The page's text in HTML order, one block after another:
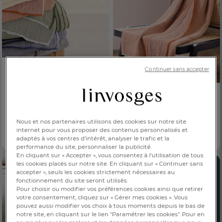
FR DE
AT
BE
CH
PRIX DOUX
Dès59,00 €
Nous et nos partenaires utilisons des cookies sur notre site
internet pour vous proposer des contenus personnalisés et
adaptés à vos centres d’intérêt, analyser le trafic et la
performance du site, personnaliser la publicité.
En cliquant sur « Accepter », vous consentez à l'utilisation de tous
les cookies placés sur notre site. En cliquant sur « Continuer sans
accepter », seuls les cookies strictement nécessaires au
fonctionnement du site seront utilisés.
Pour choisir ou modifier vos préférences cookies ainsi que retirer
votre consentement, cliquez sur « Gérer mes cookies ». Vous
pouvez aussi modifier vos choix à tous moments depuis le bas de
notre site, en cliquant sur le lien "Paramétrer les cookies". Pour en
Continuer sans accepter